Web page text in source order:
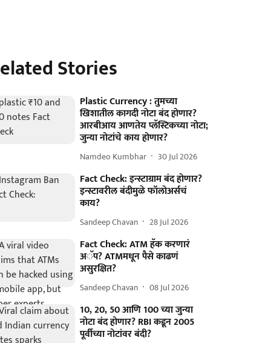
Stories
Plastic Currency : तुमच्या
खिशातील कागदी नोटा बंद होणार?
आरबीआय आणतेय प्लॅस्टिकच्या नोटा;
जुन्या नोटांचे काय होणार?
Namdeo Kumbhar 30 Jul 2026
Fact Check: इन्स्टाग्राम बंद होणार?
इन्स्टावरील बंदीमुळे फॉलोअर्सचं
काय?
Sandeep Chavan 28 Jul 2026
Fact Check: ATM हॅक करणारं
अॅप? ATMमधून पैसे काढणं
असुरक्षित?
Sandeep Chavan 08 Jul 2026
10, 20, 50 आणि 100 च्या जुन्या
नोटा बंद होणार? RBI कडून 2005
पूर्वीच्या नोटांवर बंदी?